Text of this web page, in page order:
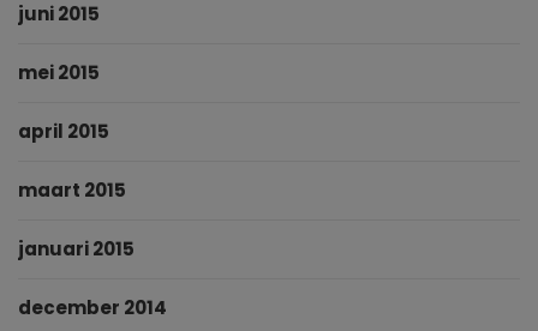
juni 2015
mei 2015
april 2015
maart 2015
januari 2015
december 2014